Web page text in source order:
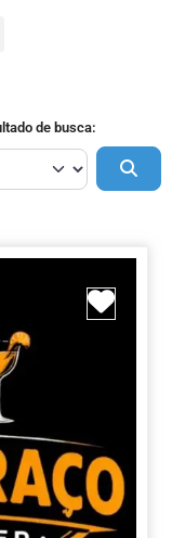
de busca: